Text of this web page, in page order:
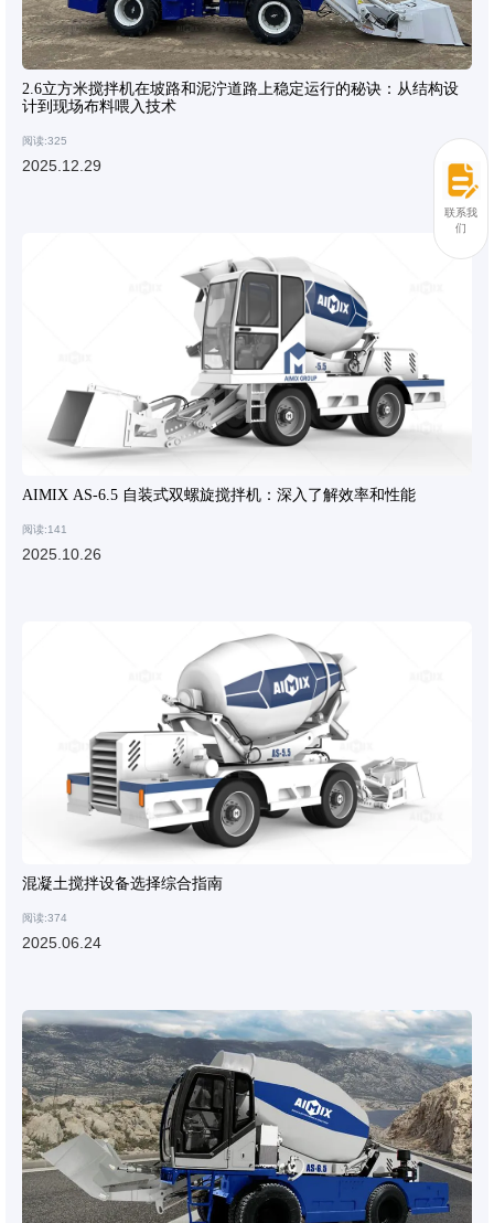
2.6立方米搅拌机在坡路和泥泞道路上稳定运行的秘诀：从结构设
计到现场布料喂入技术
阅读:325
2025.12.29
AIMIX AS-6.5 自装式双螺旋搅拌机：深入了解效率和性能
阅读:141
2025.10.26
混凝土搅拌设备选择综合指南
阅读:374
2025.06.24
联系我
们